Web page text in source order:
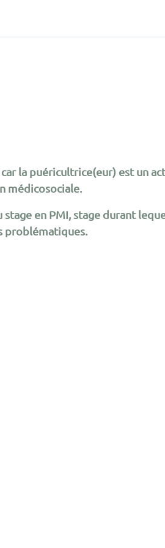
la puéricultrice(eur) est un
médicosociale.
en PMI, stage durant
problématiques.